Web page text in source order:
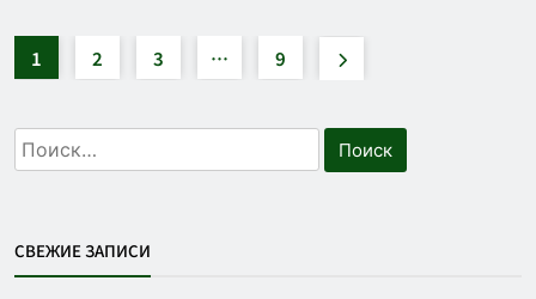
1 2 3 … 9
Найти:
СВЕЖИЕ ЗАПИСИ